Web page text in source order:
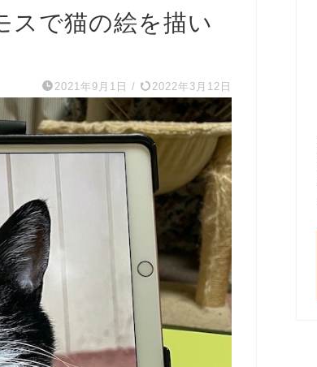
スで猫の絵を描い
2021年9月1日 / 2022年3月12日